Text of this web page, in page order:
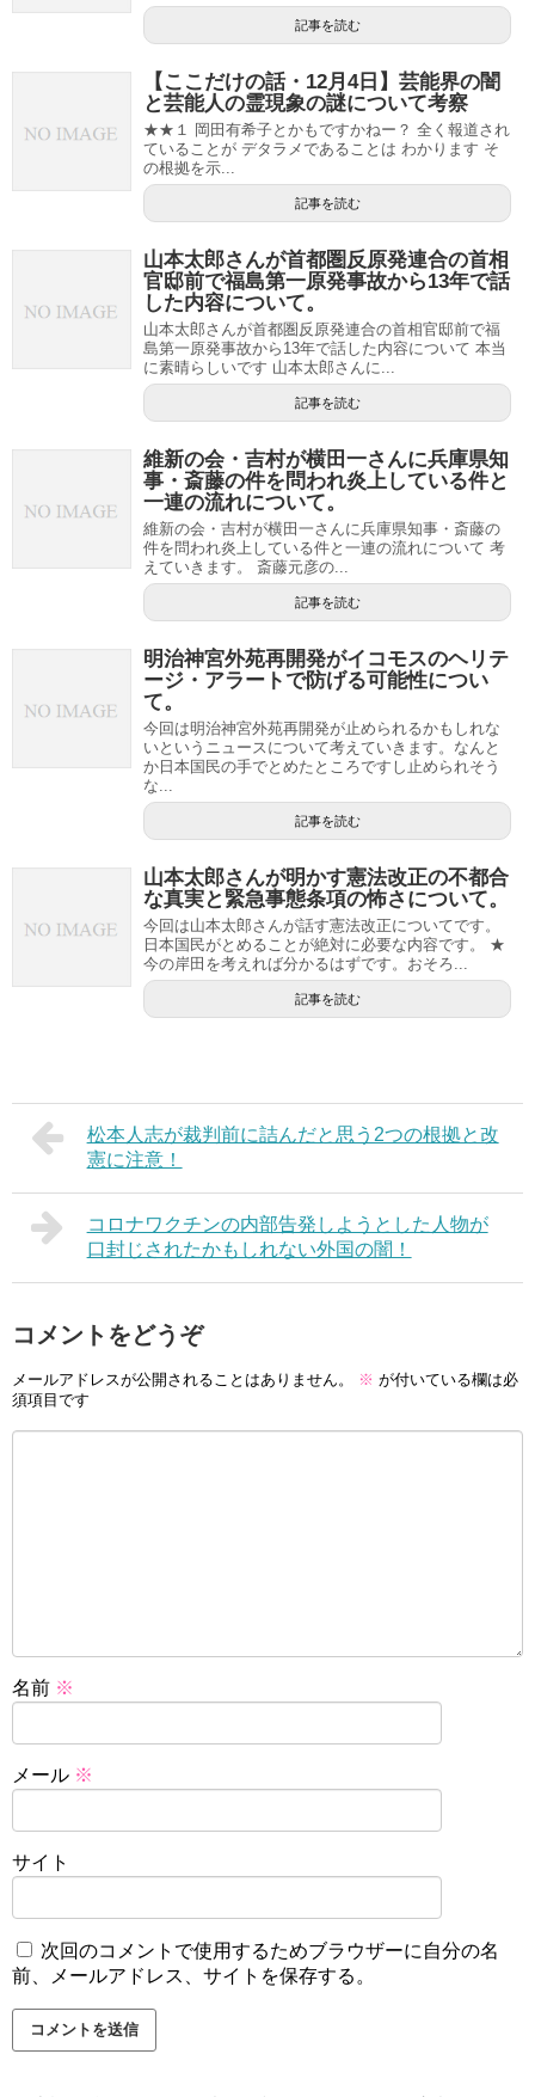
記事を読む
【ここだけの話・12月4日】芸能界の闇
と芸能人の霊現象の謎について考察
★★１ 岡田有希子とかもですかねー？ 全く報道され
ていることが デタラメであることは わかります そ
の根拠を示...
記事を読む
山本太郎さんが首都圏反原発連合の首相
官邸前で福島第一原発事故から13年で話
した内容について。
山本太郎さんが首都圏反原発連合の首相官邸前で福
島第一原発事故から13年で話した内容について 本当
に素晴らしいです 山本太郎さんに...
記事を読む
維新の会・吉村が横田一さんに兵庫県知
事・斎藤の件を問われ炎上している件と
一連の流れについて。
維新の会・吉村が横田一さんに兵庫県知事・斎藤の
件を問われ炎上している件と一連の流れについて 考
えていきます。 斎藤元彦の...
記事を読む
明治神宮外苑再開発がイコモスのヘリテ
ージ・アラートで防げる可能性につい
て。
今回は明治神宮外苑再開発が止められるかもしれな
いというニュースについて考えていきます。なんと
か日本国民の手でとめたところですし止められそう
な...
記事を読む
山本太郎さんが明かす憲法改正の不都合
な真実と緊急事態条項の怖さについて。
今回は山本太郎さんが話す憲法改正についてです。
日本国民がとめることが絶対に必要な内容です。 ★
今の岸田を考えれば分かるはずです。おそろ...
記事を読む
松本人志が裁判前に詰んだと思う2つの根拠と改
憲に注意！
コロナワクチンの内部告発しようとした人物が
口封じされたかもしれない外国の闇！
コメントをどうぞ
メールアドレスが公開されることはありません。 ※ が付いている欄は必
須項目です
名前 ※
メール ※
サイト
次回のコメントで使用するためブラウザーに自分の名
前、メールアドレス、サイトを保存する。